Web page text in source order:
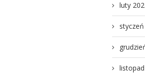
luty